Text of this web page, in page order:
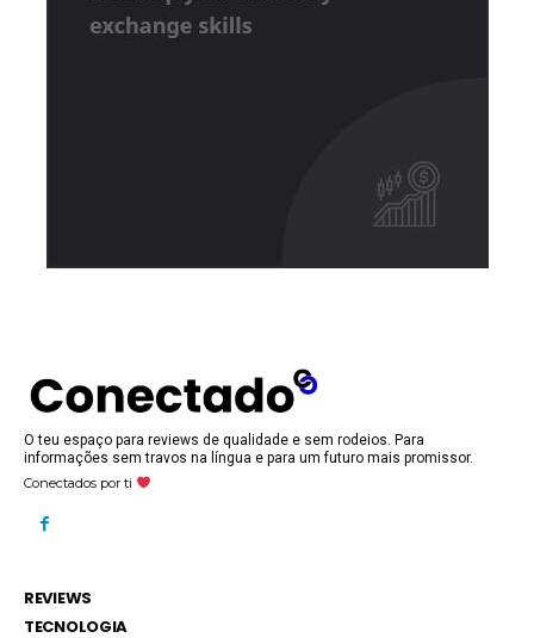
O teu espaço para reviews de qualidade e sem rodeios. Para
informações sem travos na língua e para um futuro mais promissor.
Conectados por ti
REVIEWS
TECNOLOGIA